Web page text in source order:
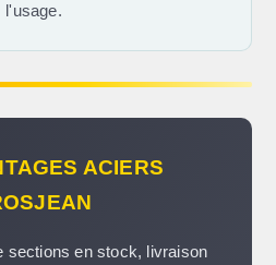
l'usage.
ACIERS
sections en stock, livraison